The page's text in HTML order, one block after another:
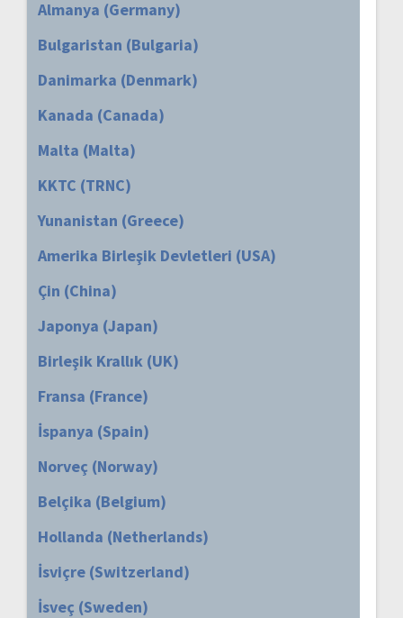
Almanya (Germany)
Bulgaristan (Bulgaria)
Danimarka (Denmark)
Kanada (Canada)
Malta (Malta)
KKTC (TRNC)
Yunanistan (Greece)
Amerika Birleşik Devletleri (USA)
Çin (China)
Japonya (Japan)
Birleşik Krallık (UK)
Fransa (France)
İspanya (Spain)
Norveç (Norway)
Belçika (Belgium)
Hollanda (Netherlands)
İsviçre (Switzerland)
İsveç (Sweden)